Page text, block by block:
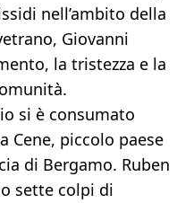
nell’ambito della
Giovanni
la tristezza e la
si è consumato
Cene, piccolo paese
di Bergamo. Ruben
sette colpi di